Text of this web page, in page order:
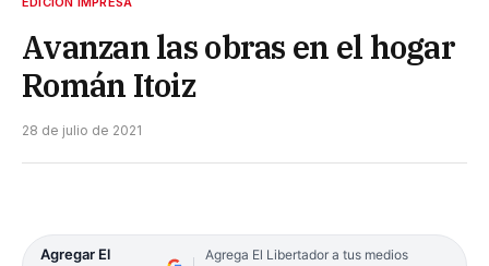
Avanzan las obras en el hogar
Román Itoiz
28 de julio de 2021
Agregar El
Agrega El Libertador a tus medios